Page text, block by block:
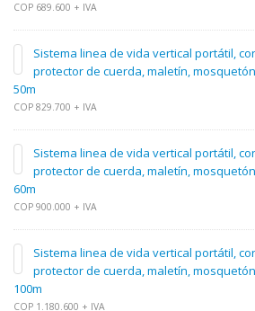
COP 689.600 + IVA
Sistema linea de vida vertical portátil,
protector de cuerda, maletín,
50m
COP 829.700 + IVA
Sistema linea de vida vertical portátil,
protector de cuerda, maletín,
60m
COP 900.000 + IVA
Sistema linea de vida vertical portátil,
protector de cuerda, maletín,
100m
COP 1.180.600 + IVA